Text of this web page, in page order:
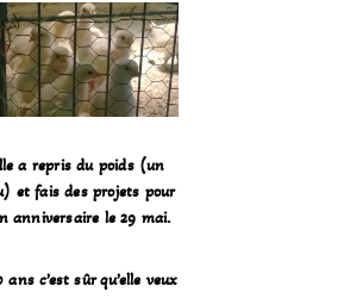
a repris du poids (un
et fais des projets pour
anniversaire le 29 mai.
ans c’est sûr qu’elle veux